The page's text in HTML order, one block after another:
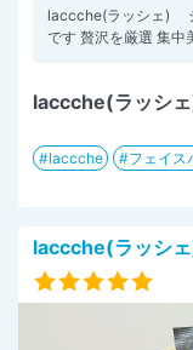
laccche(ラッシェ)
です 贅沢を厳選 集中
laccche(ラッシ
laccche フェイス
laccche(ラッシ